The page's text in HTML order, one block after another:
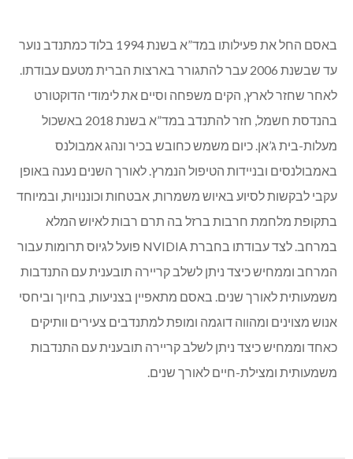
באסם החל את פעילותו במד”א בשנת 1994 בלוד כמתנדב נוער
עד שבשנת 2006 עבר להתגורר בארצות הברית מטעם עבודתו.
לאחר שחזר לארץ, הקים משפחה וסיים את לימודי הדוקטורט
בהנדסת חשמל, חזר להתנדב במד”א בשנת 2018 באשכול
מעלות-בית ג’אן. כיום משמש כחובש בכיר ונהג אמבולנס
באמבולנסים ובניידות הטיפול הנמרץ. לאורך השנים נענה באופן
עקבי לבקשות לסיוע באיוש משמרות, אבטחות וכוננויות, ובמיוחד
בתקופת מלחמת חרבות ברזל בה תרם רבות לאיוש המלא
במרחב. לצד עבודתו בחברת NVIDIA פועל לגיוס תרומות עבור
המרחב וממחיש כיצד ניתן לשלב קריירה תובענית עם התנדבות
משמעותית לאורך שנים. באסם מתאפיין בצניעות, בחיוך וביחסי
אנוש מצוינים ומהווה דוגמה ומופת למתנדבים צעירים וותיקים
כאחד וממחיש כיצד ניתן לשלב קריירה תובענית עם התנדבות
משמעותית ומצילת-חיים לאורך שנים.